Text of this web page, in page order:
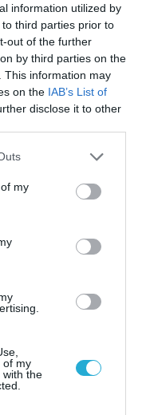
information utilized by
third parties prior to
out of the further
by third parties on the
This information may
on the IAB’s List of
disclose it to other
one or more Google
You may click to
third-party tags to
in below Google
my
of my
with the
από την Μαύρη
άνοιγμα των